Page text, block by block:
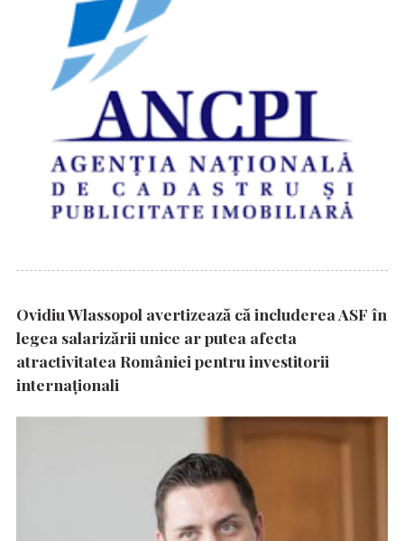
Ovidiu Wlassopol avertizează că includerea ASF în
legea salarizării unice ar putea afecta
atractivitatea României pentru investitorii
internaționali